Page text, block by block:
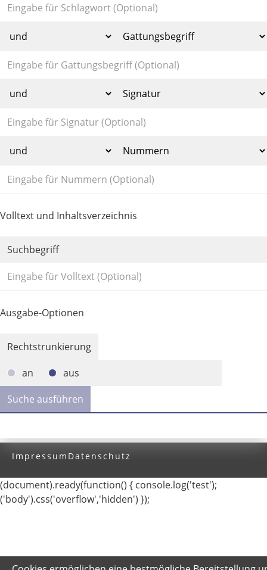
Volltext und Inhaltsverzeichnis
Suchbegriff
Ausgabe-Optionen
Rechtstrunkierung
an
aus
Impressum Datenschutz
(document).ready(function() { console.log('test');
('body').css('overflow','hidden') });